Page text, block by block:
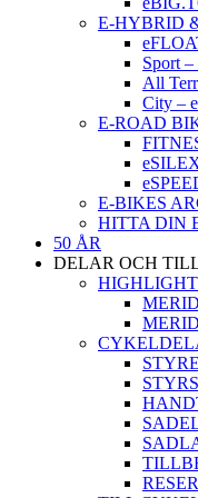
E-HYBRID
Sport –
All
City –
E-ROAD
E-BIKES
HITTA DIN
50 ÅR
DELAR OCH